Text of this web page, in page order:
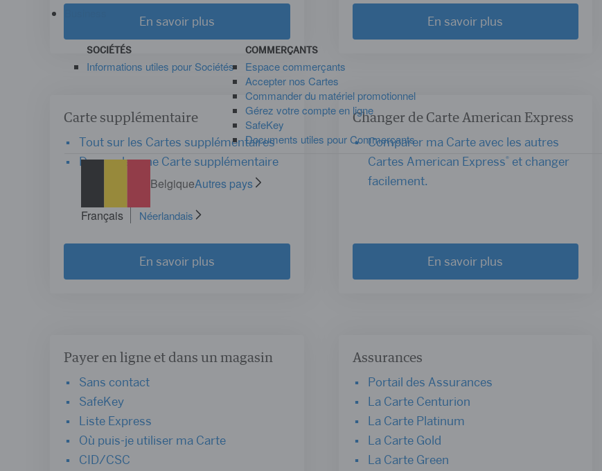
SOCIÉTÉS
Informations utiles pour Sociétés
COMMERÇANTS
Espace commerçants
Accepter nos Cartes
Commander du matériel promotionnel
Gérez votre compte en ligne
SafeKey
Documents utiles pour Commerçants
BelgiqueAutres pays
Français Néerlandais
En savoir plus En savoir plus
Carte supplémentaire
Tout sur les Cartes supplémentaires
Demander une Carte supplémentaire
En savoir plus
Changer de Carte American Express
Comparer ma Carte avec les autres
Cartes American Express®et changer
facilement.
En savoir plus
Payer en ligne et dans un magasin
Sans contact
SafeKey
Liste Express
Où puis-je utiliser ma Carte
CID/CSC
Assurances
Portail des Assurances
La Carte Centurion
La Carte Platinum
La Carte Gold
La Carte Green